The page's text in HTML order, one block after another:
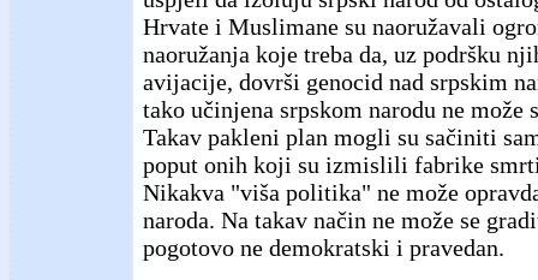
Hrvate i Muslimane su naoružavali
naoružanja koje treba da, uz podršku
avijacije, dovrši genocid nad srpskim
tako učinjena srpskom narodu ne
Takav pakleni plan mogli su sačiniti
poput onih koji su izmislili fabrike
Nikakva "viša politika" ne može
naroda. Na takav način ne može se
pogotovo ne demokratski i pravedan.